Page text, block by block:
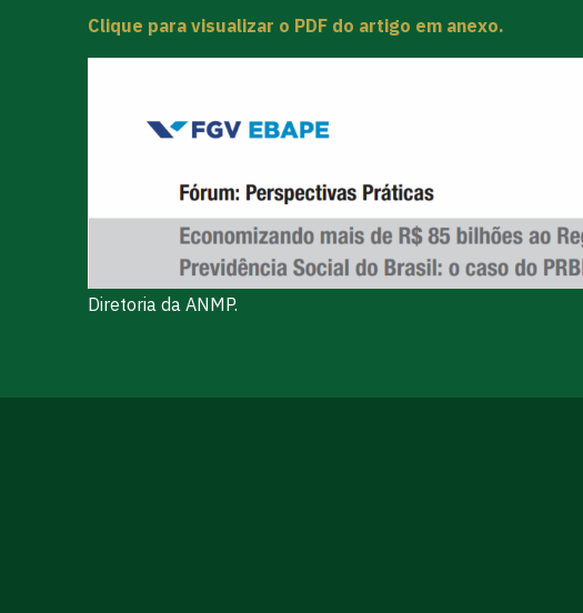
Clique para visualizar o PDF do artigo em anexo.
Diretoria da ANMP.